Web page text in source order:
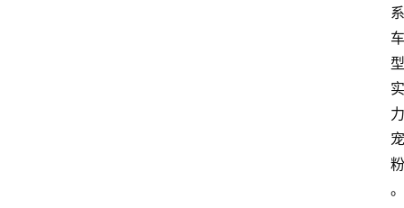
系
车
型
实
力
宠
粉
。